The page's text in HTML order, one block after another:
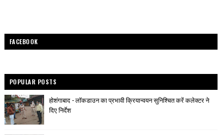
FACEBOOK
POPULAR POSTS
होशंगाबाद - लॉकडाउन का प्रभावी क्रियान्वयन सुनिश्चित करें कलेक्टर ने
दिए निर्देश